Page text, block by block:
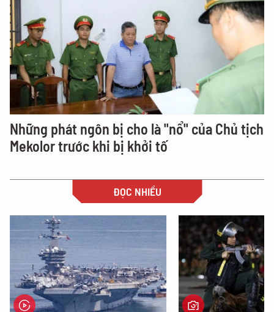
Những phát ngôn bị cho là "nổ" của Chủ tịch
Mekolor trước khi bị khởi tố
ĐỌC NHIỀU